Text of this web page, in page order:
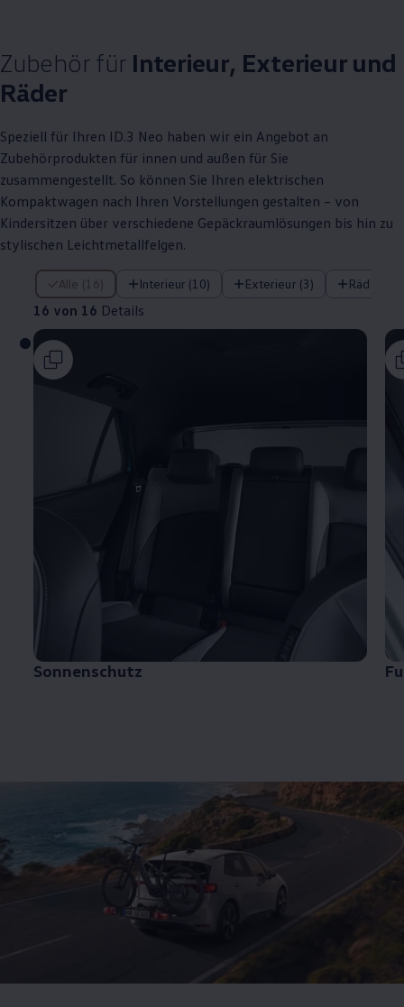
Zubehörfür Interieur, Exterieur und
Räder
Speziell für Ihren ID.3 Neo haben wir ein Angebot an
Zubehörprodukten für innen und außen für Sie
zusammengestellt. So können Sie Ihren elektrischen
Kompaktwagen nach Ihren Vorstellungen gestalten – von
Kindersitzen über verschiedene Gepäckraumlösungen bis hin zu
stylischen Leichtmetallfelgen.
Alle (16) Interieur (10) Exterieur (3) Räder (3)
16 von 16 Details
16 von 16 Details
Sonnenschutz